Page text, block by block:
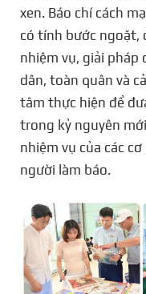
xen. Báo chí cách
có tính bước ngoặt,
nhiệm vụ, giải pháp
dân, toàn quân và
tâm thực hiện để
trong kỷ nguyên
nhiệm vụ của các
người làm báo.